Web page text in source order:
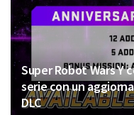
Super Robot Wars Y
serie con un
DLC